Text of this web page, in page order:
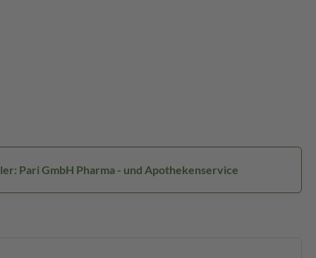
Pari GmbH Pharma - und Apothekenservice